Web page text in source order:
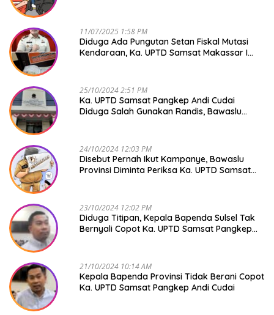
11/07/2025 1:58 PM
Diduga Ada Pungutan Setan Fiskal Mutasi
Kendaraan, Ka. UPTD Samsat Makassar I
25/10/2024 2:51 PM
Ka. UPTD Samsat Pangkep Andi Cudai
Diduga Salah Gunakan Randis, Bawaslu
24/10/2024 12:03 PM
Disebut Pernah Ikut Kampanye, Bawaslu
Provinsi Diminta Periksa Ka. UPTD Samsat
23/10/2024 12:02 PM
Diduga Titipan, Kepala Bapenda Sulsel Tak
Bernyali Copot Ka. UPTD Samsat Pangkep
21/10/2024 10:14 AM
Kepala Bapenda Provinsi Tidak Berani Copot
Ka. UPTD Samsat Pangkep Andi Cudai